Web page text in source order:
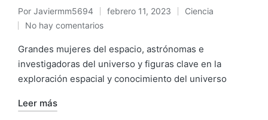
Por Javiermm5694 febrero 11, 2023
Ciencia
No hay comentarios
Grandes mujeres del espacio, astrónomas e
investigadoras del universo y figuras clave en la
exploración espacial y conocimiento del universo
Leer más